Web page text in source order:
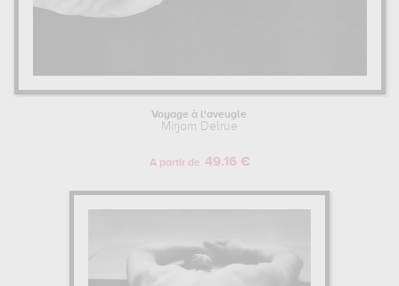
Voyage à l'aveugle
Mirjam Delrue
A partir de 49.16 €